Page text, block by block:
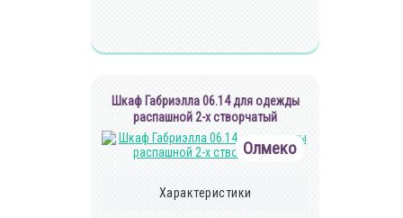
Шкаф Габриэлла 06.14 для одежды
распашной 2-х створчатый
Олмеко
Характеристики